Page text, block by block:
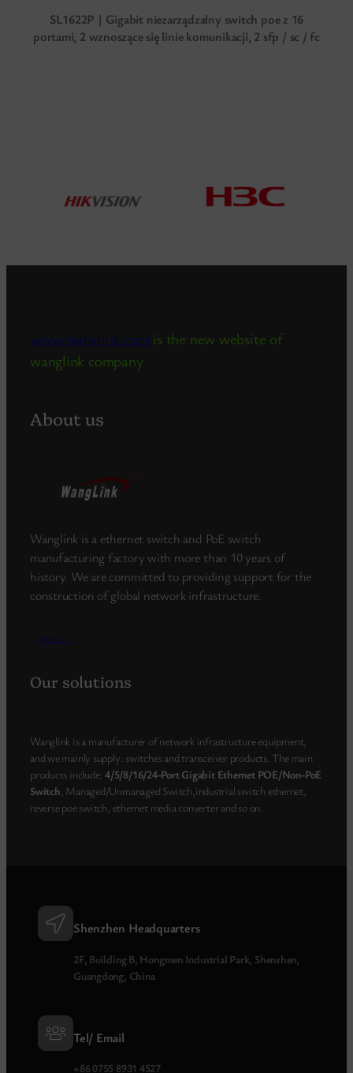
SL1622P | Gigabit niezarządzalny switch poe z 16
portami, 2 wznoszące się linie komunikacji, 2 sfp / sc / fc
www.wanglink.com is the new website of
wanglink company
About us
Wanglink is a ethernet switch and PoE switch
manufacturing factory with more than 10 years of
history. We are committed to providing support for the
construction of global network infrastructure.
more_>
Our solutions
Wanglink is a manufacturer of network infrastructure equipment,
and we mainly supply: switches and transceiver products. The main
products include: 4/5/8/16/24-Port Gigabit Ethernet POE/Non-PoE
Switch, Managed/Unmanaged Switch,industrial switch ethernet,
reverse poe switch, ethernet media converter and so on.
Shenzhen Headquarters
2F, Building B, Hongmen Industrial Park, Shenzhen,
Guangdong, China
Tel/ Email
+86 0755 8931 4527